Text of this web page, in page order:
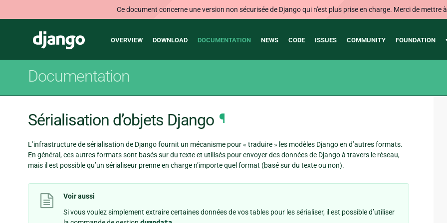
Ce document concerne une version non sécurisée de Django qui n'est plus prise en charge. Merci de mettre
Django
Main
OVERVIEW DOWNLOAD DOCUMENTATION NEWS CODE ISSUES COMMUNITY FOUNDATION
Documentation
Sérialisation d’objets Django ¶
L’infrastructure de sérialisation de Django fournit un mécanisme pour « traduire » les modèles Django en d’autres formats.
En général, ces autres formats sont basés sur du texte et utilisés pour envoyer des données de Django à travers le réseau,
mais il est possible qu’un sérialiseur prenne en charge n’importe quel format (basé sur du texte ou non).
Voir aussi
Si vous voulez simplement extraire certaines données de vos tables pour les sérialiser, il est possible d’utiliser